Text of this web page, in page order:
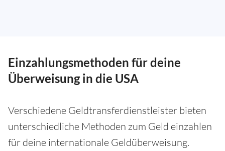
Einzahlungsmethoden für deine
Überweisung in die USA
Verschiedene Geldtransferdienstleister bieten
unterschiedliche Methoden zum Geld einzahlen
für deine internationale Geldüberweisung.